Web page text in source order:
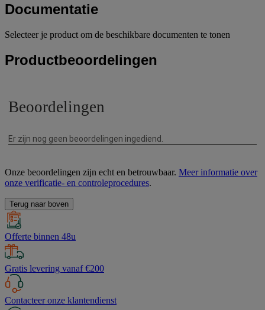
Documentatie
Selecteer je product om de beschikbare documenten te tonen
Productbeoordelingen
Onze beoordelingen zijn echt en betrouwbaar. Meer informatie over
onze verificatie- en controleprocedures.
Terug naar boven
Offerte binnen 48u
Gratis levering vanaf €200
Contacteer onze klantendienst